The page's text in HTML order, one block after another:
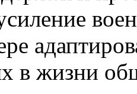
в жизни